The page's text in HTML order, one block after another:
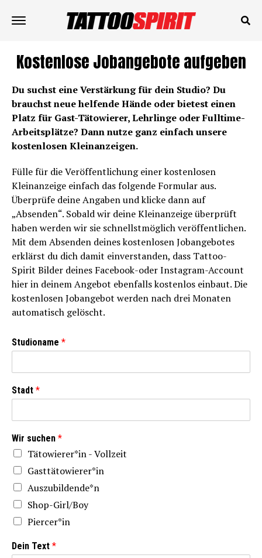
Kostenlose Jobangebote aufgeben
Du suchst eine Verstärkung für dein Studio? Du
brauchst neue helfende Hände oder bietest einen
Platz für Gast-Tätowierer, Lehrlinge oder Fulltime-
Arbeitsplätze? Dann nutze ganz einfach unsere
kostenlosen Kleinanzeigen.
Fülle für die Veröffentlichung einer kostenlosen
Kleinanzeige einfach das folgende Formular aus.
Überprüfe deine Angaben und klicke dann auf
„Absenden“. Sobald wir deine Kleinanzeige überprüft
haben werden wir sie schnellstmöglich veröffentlichen.
Mit dem Absenden deines kostenlosen Jobangebotes
erklärst du dich damit einverstanden, dass Tattoo-
Spirit Bilder deines Facebook-oder Instagram-Account
hier in deinem Angebot ebenfalls kostenlos einbaut. Die
kostenlosen Jobangebot werden nach drei Monaten
automatisch gelöscht.
Studioname *
Stadt *
Wir suchen *
Tätowierer*in - Vollzeit
Gasttätowierer*in
Auszubildende*n
Shop-Girl/Boy
Piercer*in
Dein Text *